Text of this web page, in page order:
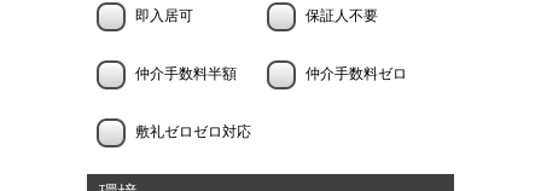
即入居可 保証人不要
仲介手数料半額 仲介手数料ゼロ
敷礼ゼロゼロ対応